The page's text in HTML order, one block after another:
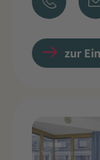
zur